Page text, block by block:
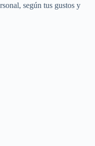
según tus gustos y